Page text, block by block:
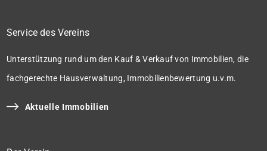
Service des Vereins
Unterstützung rund um den Kauf & Verkauf von Immobilien, die
fachgerechte Hausverwaltung, Immobilienbewertung u.v.m.
Aktuelle Immobilien